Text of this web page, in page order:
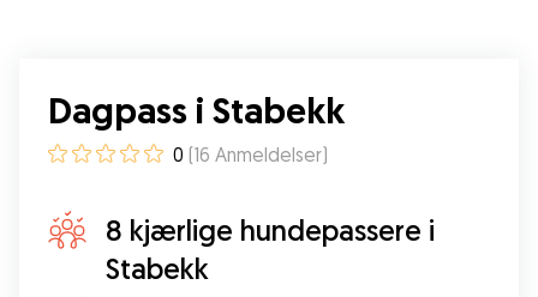
Dagpass i Stabekk
0 (16 Anmeldelser)
8 kjærlige hundepassere i
Stabekk